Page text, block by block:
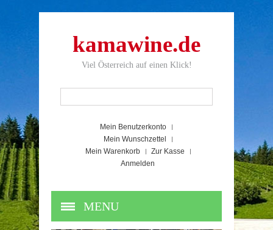
kamawine.de
Viel Österreich auf einen Klick!
Mein Benutzerkonto
Mein Wunschzettel
Mein Warenkorb
Zur Kasse
Anmelden
MENU